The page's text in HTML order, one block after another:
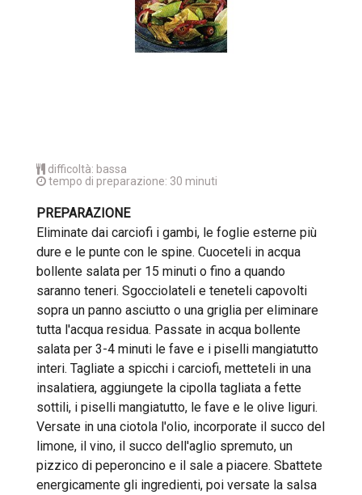
difficoltà: bassa
tempo di preparazione: 30 minuti
PREPARAZIONE
Eliminate dai carciofi i gambi, le foglie esterne più
dure e le punte con le spine. Cuoceteli in acqua
bollente salata per 15 minuti o fino a quando
saranno teneri. Sgocciolateli e teneteli capovolti
sopra un panno asciutto o una griglia per eliminare
tutta l'acqua residua. Passate in acqua bollente
salata per 3-4 minuti le fave e i piselli mangiatutto
interi. Tagliate a spicchi i carciofi, metteteli in una
insalatiera, aggiungete la cipolla tagliata a fette
sottili, i piselli mangiatutto, le fave e le olive liguri.
Versate in una ciotola l'olio, incorporate il succo del
limone, il vino, il succo dell'aglio spremuto, un
pizzico di peperoncino e il sale a piacere. Sbattete
energicamente gli ingredienti, poi versate la salsa